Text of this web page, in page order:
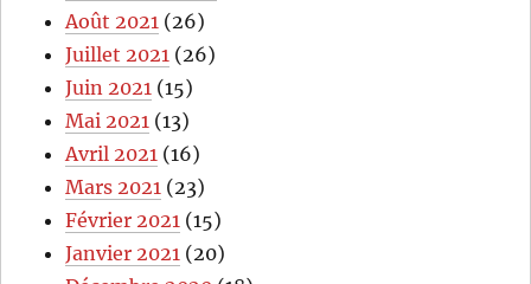
Août 2021 (26)
Juillet 2021 (26)
Juin 2021 (15)
Mai 2021 (13)
Avril 2021 (16)
Mars 2021 (23)
Février 2021 (15)
Janvier 2021 (20)